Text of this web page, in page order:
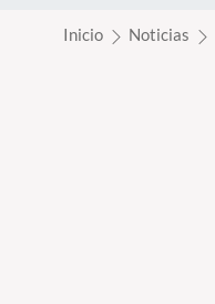
Inicio Noticias